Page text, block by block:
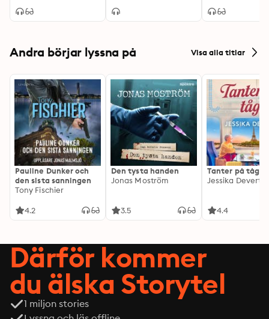
Andra börjar lyssna på Visa alla titlar
Pauline Dunker och
den sista sanningen
Tony Fischier
4.2
Den tysta handen
Jonas Moström
3.5
Tanter på tåg
Jessika Devert
4.4
Därför kommer
du älska Storytel
1 miljon stories